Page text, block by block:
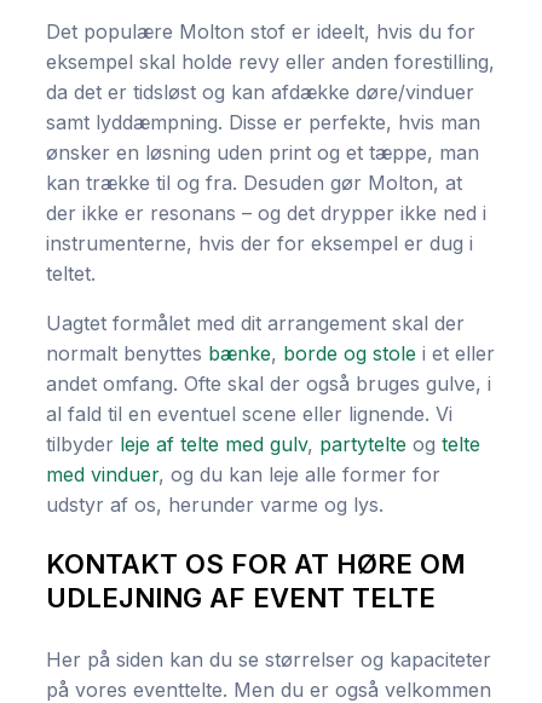
Det populære Molton stof er ideelt, hvis du for
eksempel skal holde revy eller anden forestilling,
da det er tidsløst og kan afdække døre/vinduer
samt lyddæmpning. Disse er perfekte, hvis man
ønsker en løsning uden print og et tæppe, man
kan trække til og fra. Desuden gør Molton, at
der ikke er resonans – og det drypper ikke ned i
instrumenterne, hvis der for eksempel er dug i
teltet.
​Uagtet formålet med dit arrangement skal der
normalt benyttes bænke, borde og stole i et eller
andet omfang. Ofte skal der også bruges gulve, i
al fald til en eventuel scene eller lignende. Vi
tilbyder leje af telte med gulv, partytelte og telte
med vinduer, og du kan leje alle former for
udstyr af os, herunder varme og lys.
KONTAKT OS FOR AT HØRE OM
UDLEJNING AF EVENT TELTE​
Her på siden kan du se størrelser og kapaciteter
på vores eventtelte. Men du er også velkommen